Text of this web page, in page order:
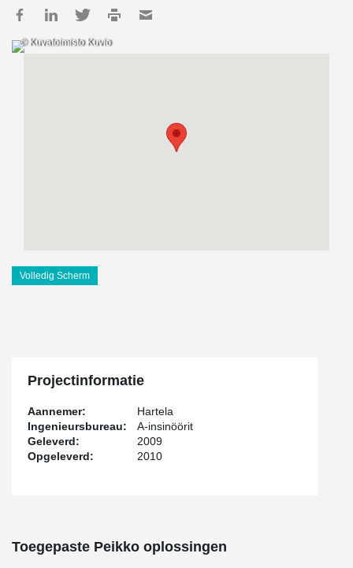
© Kuvatoimisto Kuvio
Volledig Scherm
Projectinformatie
Aannemer:
Hartela
Ingenieursbureau:
A-insinöörit
Geleverd:
2009
Opgeleverd:
2010
Toegepaste Peikko oplossingen